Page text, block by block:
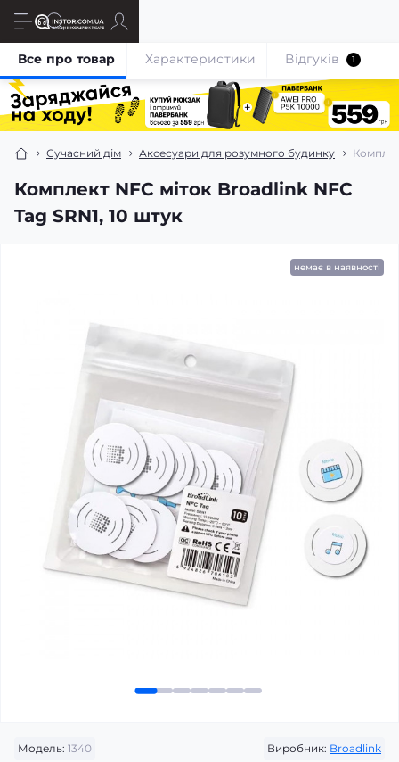
Сучасний дім Аксесуари для розумного будинку
Комплект NFC міток Broadlink NFC
Tag SRN1, 10 штук
Все про товар Характеристики Відгуків 1
немає в наявності
Модель: 1340 Виробник: Broadlink